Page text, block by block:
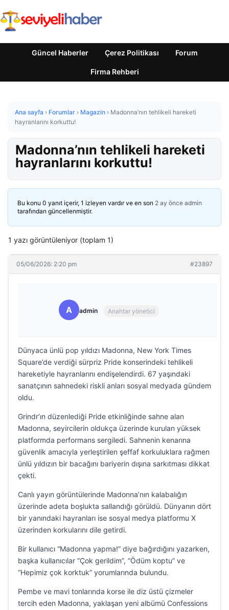
Güncel Haberler Çerez Politikası Forum
Firma Rehberi
Ana sayfa › Forumlar › Magazin › Madonna’nın tehlikeli hareketi
hayranlarını korkuttu!
Madonna’nın tehlikeli hareketi
hayranlarını korkuttu!
Bu konu 0 yanıt içerir, 1 izleyen vardır ve en son 2 ay önce admin
tarafından güncellenmiştir.
1 yazı görüntüleniyor (toplam 1)
05/06/2026: 2:20 pm #23897
A admin Anahtar yönetici
Dünyaca ünlü pop yıldızı Madonna, New York Times
Square’de verdiği sürpriz Pride konserindeki tehlikeli
hareketiyle hayranlarını endişelendirdi. 67 yaşındaki
sanatçının sahnedeki riskli anları sosyal medyada gündem
oldu.
Grindr’ın düzenlediği Pride etkinliğinde sahne alan
Madonna, seyircilerin oldukça üzerinde kurulan yüksek
platformda performans sergiledi. Sahnenin kenarına
güvenlik amacıyla yerleştirilen şeffaf korkuluklara rağmen
ünlü yıldızın bir bacağını bariyerin dışına sarkıtması dikkat
çekti.
Canlı yayın görüntülerinde Madonna’nın kalabalığın
üzerinde adeta boşlukta sallandığı görüldü. Dünyanın dört
bir yanındaki hayranları ise sosyal medya platformu X
üzerinden korkularını dile getirdi.
Bir kullanıcı “Madonna yapma!” diye bağırdığını yazarken,
başka kullanıcılar “Çok gerildim”, “Ödüm koptu” ve
“Hepimiz çok korktuk” yorumlarında bulundu.
Pembe ve mavi tonlarında korse ile diz üstü çizmeler
tercih eden Madonna, yaklaşan yeni albümü Confessions